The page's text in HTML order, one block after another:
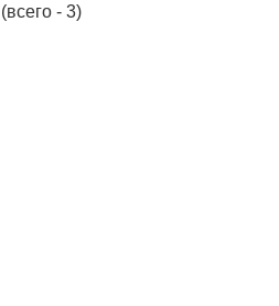
(всего - 3)